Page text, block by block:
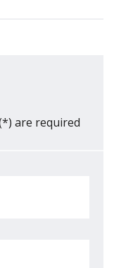
are required